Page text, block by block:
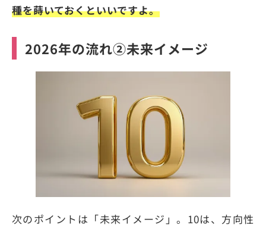
種を蒔いておくといいですよ。
2026年の流れ②未来イメージ
次のポイントは「未来イメージ」。10は、方向性